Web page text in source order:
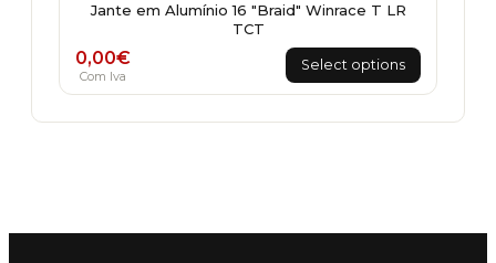
Jante em Alumínio 16 "Braid" Winrace T LR
TCT
0,00€
Com Iva
Select options